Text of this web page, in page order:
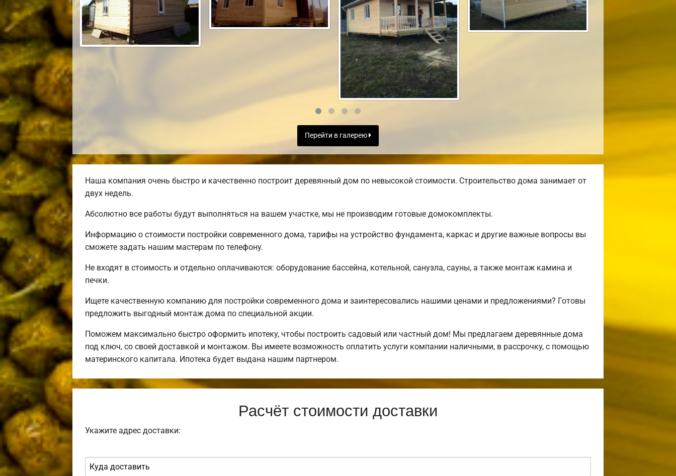
Перейти в галерею
Наша компания очень быстро и качественно построит деревянный дом по невысокой стоимости. Строительство дома занимает от
двух недель.
Абсолютно все работы будут выполняться на вашем участке, мы не производим готовые домокомплекты.
Информацию о стоимости постройки современного дома, тарифы на устройство фундамента, каркас и другие важные вопросы вы
сможете задать нашим мастерам по телефону.
Не входят в стоимость и отдельно оплачиваются: оборудование бассейна, котельной, санузла, сауны, а также монтаж камина и
печки.
Ищете качественную компанию для постройки современного дома и заинтересовались нашими ценами и предложениями? Готовы
предложить выгодный монтаж дома по специальной акции.
Поможем максимально быстро оформить ипотеку, чтобы построить садовый или частный дом! Мы предлагаем деревянные дома
под ключ, со своей доставкой и монтажом. Вы имеете возможность оплатить услуги компании наличными, в рассрочку, с помощью
материнского капитала. Ипотека будет выдана нашим партнером.
Расчёт стоимости доставки
Укажите адрес доставки: